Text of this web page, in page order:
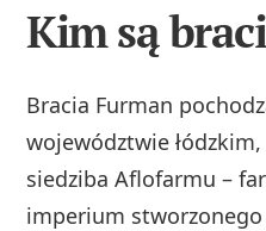
Kim są
Bracia Furman
województwie
siedziba Aflofarmu –
imperium